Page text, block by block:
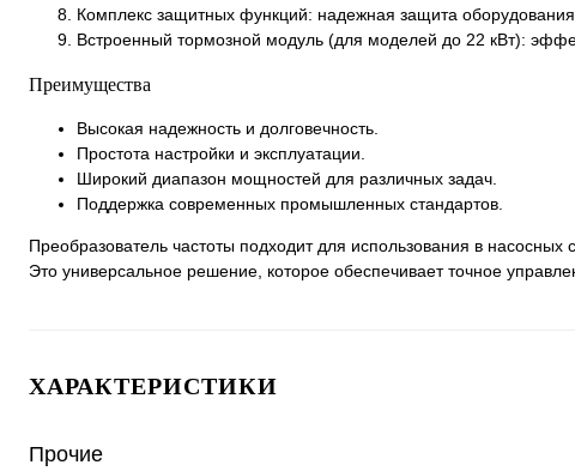
Комплекс защитных функций: надежная защита оборудования
Встроенный тормозной модуль (для моделей до 22 кВт):
Преимущества
Высокая надежность и долговечность.
Простота настройки и эксплуатации.
Широкий диапазон мощностей для различных задач.
Поддержка современных промышленных стандартов.
Преобразователь частоты подходит для использования в
Это универсальное решение, которое обеспечивает точное
ХАРАКТЕРИСТИКИ
Прочие